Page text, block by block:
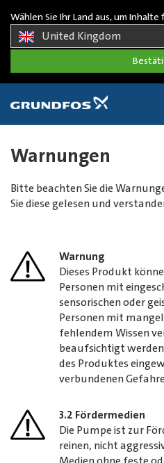
Wählen Sie Ihr Land aus, um
United Kingdom
Warnungen
Bitte beachten Sie die
Sie diese gelesen und
Warnung
Dieses Produkt
Personen mit
sensorischen oder
Personen mit
fehlendem Wissen
beaufsichtigt
des Produktes
verbundenen
3.2 Fördermedien
Die Pumpe ist zur
reinen, nicht